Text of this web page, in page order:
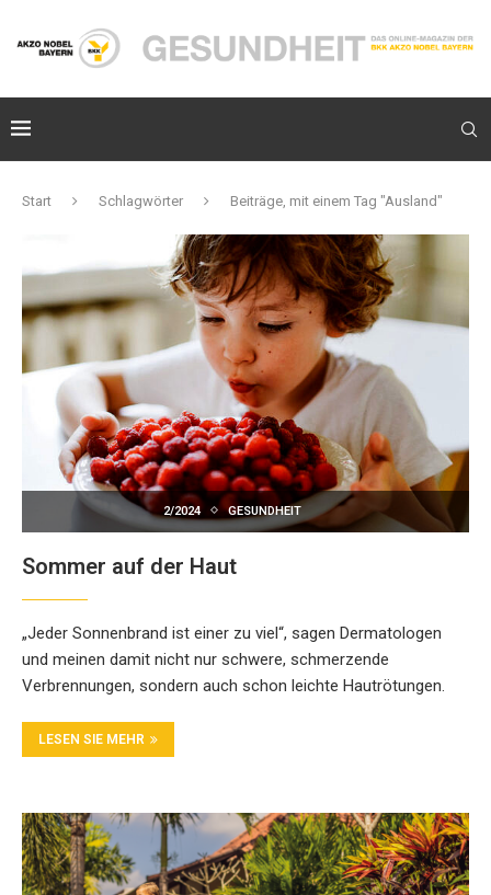
Start Schlagwörter Beiträge, mit einem Tag "Ausland"
2/2024 GESUNDHEIT
Sommer auf der Haut
„Jeder Sonnenbrand ist einer zu viel“, sagen Dermatologen
und meinen damit nicht nur schwere, schmerzende
Verbrennungen, sondern auch schon leichte Hautrötungen.
LESEN SIE MEHR